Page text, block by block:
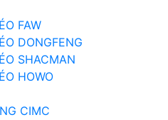
FAW
DONGFENG
SHACMAN
HOWO
CIMC